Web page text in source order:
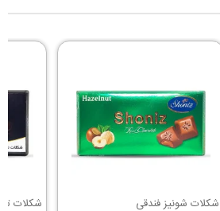
شکلات شونیز فندقی شکلات تلخ 78 درصد